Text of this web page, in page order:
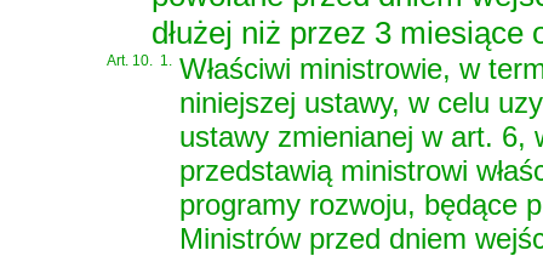
dłużej niż przez 3
Art. 10. 1.
Właściwi ministrowie, w
niniejszej ustawy, w celu
ustawy zmienianej w art. 6,
przedstawią ministrowi
programy rozwoju, będące
Ministrów przed dniem